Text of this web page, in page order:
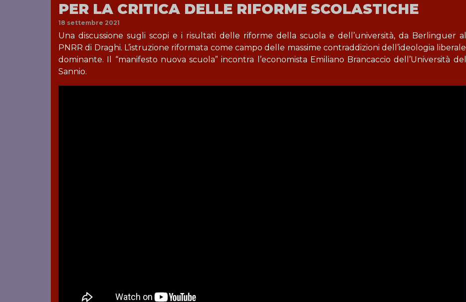
PER LA CRITICA DELLE RIFORME SCOLASTICHE
18 settembre 2021
Una discussione sugli scopi e i risultati delle riforme della scuola e dell’università, da Berlinguer al
PNRR di Draghi. L’istruzione riformata come campo delle massime contraddizioni dell’ideologia liberale
dominante. Il “manifesto nuova scuola” incontra l’economista Emiliano Brancaccio dell’Università del
Sannio.